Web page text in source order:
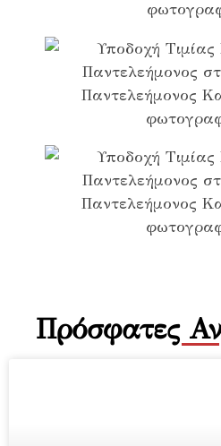
Πρόσφατες